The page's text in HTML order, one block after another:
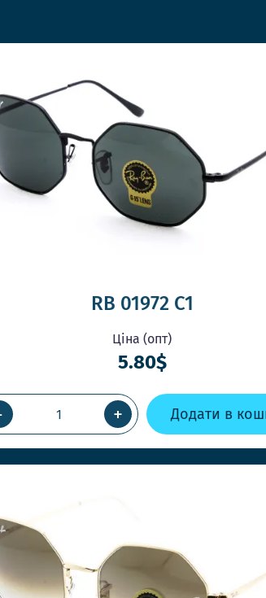
RB 01972 С1
Ціна (опт)
5.80$
+ Додати в